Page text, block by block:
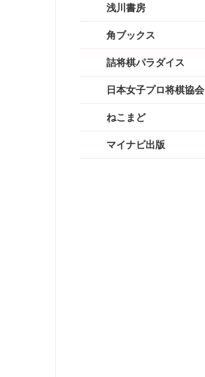
浅川書房
角ブックス
詰将棋パラダイス
日本女子プロ将棋協会
ねこまど
マイナビ出版